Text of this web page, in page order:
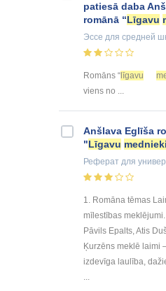
patiesā daba
romānā “Līgavu
Эссе для средней
Romāns “ līgavu
viens no ...
Anšlava Eglīša
"Līgavu mednieki
Реферат для
1. Romāna tēmas
mīlestības
Pāvils Epalts, Atis
Ķurzēns meklē laimi
izdevīga laulība,
...